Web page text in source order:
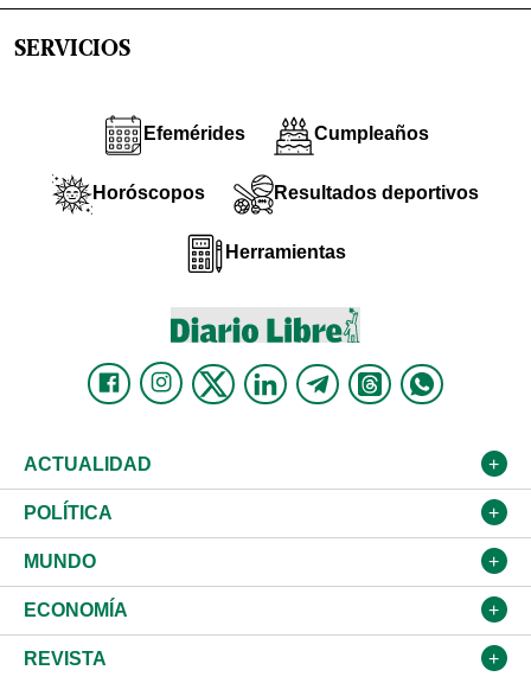
SERVICIOS
Efemérides Cumpleaños
Horóscopos Resultados deportivos
Herramientas
ACTUALIDAD
Nacional
Ciudad
Educación
Salud
POLÍTICA
Partidos
JCE
TSE
MUNDO
Estados Unidos
América Latina
ECONOMÍA
Finanzas
REVISTA